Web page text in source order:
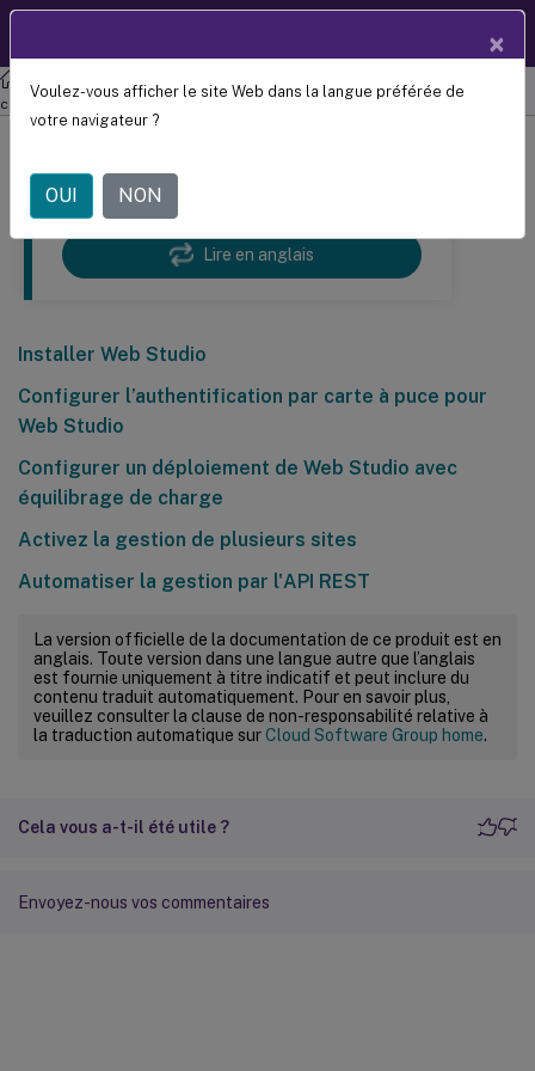
Citrix Virtual Apps and Desktops 7 2402 LTSR
Installer les
composants principaux
Ce article a été traduit automatiquement.
responsabilité)
Lire en anglais
Installer Web Studio
Configurer l’authentification par carte à puce pour
Web Studio
Configurer un déploiement de Web Studio avec
équilibrage de charge
Activez la gestion de plusieurs sites
Automatiser la gestion par l'API REST
La version officielle de la documentation de ce produit est en
anglais. Toute version dans une langue autre que l’anglais
est fournie uniquement à titre indicatif et peut inclure du
contenu traduit automatiquement. Pour en savoir plus,
veuillez consulter la clause de non-responsabilité relative à
la traduction automatique surCloud Software Group home.
Cela vous a-t-il été utile ?
Envoyez-nous vos commentaires
×
Voulez-vous afficher le site Web dans la langue préférée de
votre navigateur ?
OUI NON